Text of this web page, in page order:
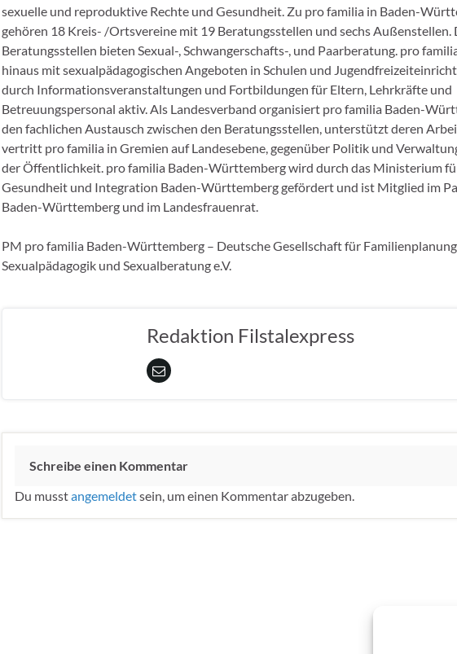
sexuelle und reproduktive Rechte und Gesundheit. Zu pro familia in Baden-
gehören 18 Kreis- /Ortsvereine mit 19 Beratungsstellen und sechs Außenstellen.
Beratungsstellen bieten Sexual-, Schwangerschafts-, und Paarberatung. pro
hinaus mit sexualpädagogischen Angeboten in Schulen und
durch Informationsveranstaltungen und Fortbildungen für Eltern, Lehrkräfte und
Betreuungspersonal aktiv. Als Landesverband organisiert pro familia Baden-
den fachlichen Austausch zwischen den Beratungsstellen, unterstützt deren
vertritt pro familia in Gremien auf Landesebene, gegenüber Politik und
der Öffentlichkeit. pro familia Baden-Württemberg wird durch das Ministerium
Gesundheit und Integration Baden-Württemberg gefördert und ist Mitglied im
Baden-Württemberg und im Landesfrauenrat.
PM pro familia Baden-Württemberg – Deutsche Gesellschaft für
Sexualpädagogik und Sexualberatung e.V.
Redaktion Filstalexpress
Schreibe einen Kommentar
Du musstangemeldetsein, um einen Kommentar abzugeben.